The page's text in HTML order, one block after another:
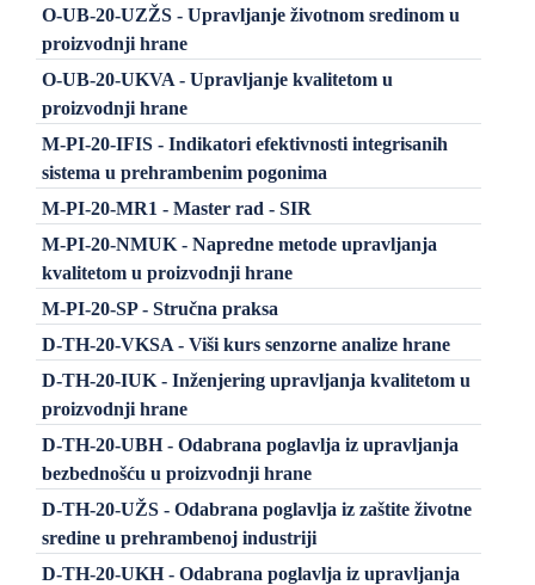
O-UB-20-UZŽS - Upravljanje životnom sredinom u
proizvodnji hrane
O-UB-20-UKVA - Upravljanje kvalitetom u
proizvodnji hrane
M-PI-20-IFIS - Indikatori efektivnosti integrisanih
sistema u prehrambenim pogonima
M-PI-20-MR1 - Master rad - SIR
M-PI-20-NMUK - Napredne metode upravljanja
kvalitetom u proizvodnji hrane
M-PI-20-SP - Stručna praksa
D-TH-20-VKSA - Viši kurs senzorne analize hrane
D-TH-20-IUK - Inženjering upravljanja kvalitetom u
proizvodnji hrane
D-TH-20-UBH - Odabrana poglavlja iz upravljanja
bezbednošću u proizvodnji hrane
D-TH-20-UŽS - Odabrana poglavlja iz zaštite životne
sredine u prehrambenoj industriji
D-TH-20-UKH - Odabrana poglavlja iz upravljanja